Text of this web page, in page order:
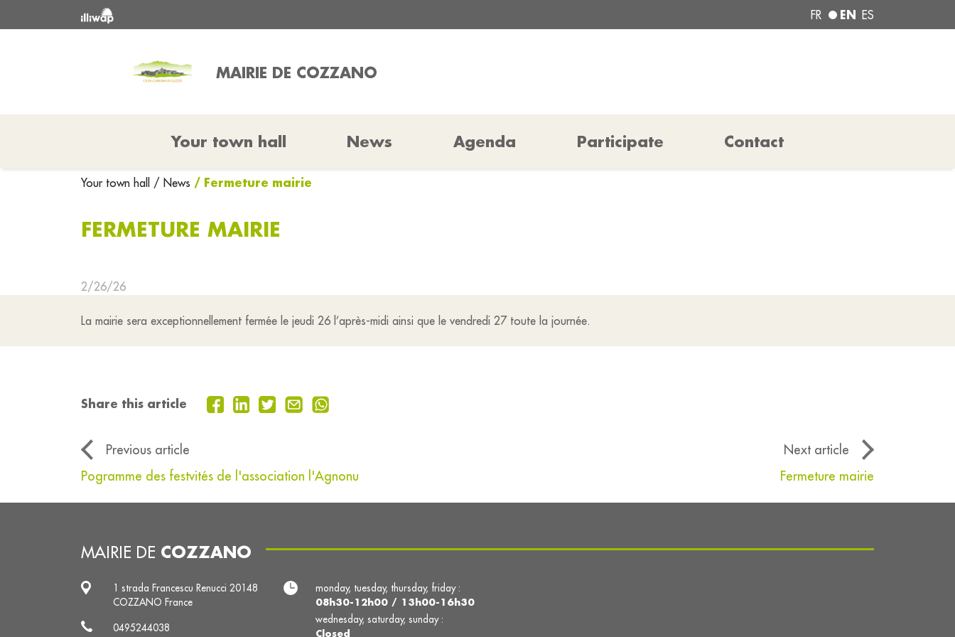
FR EN ES
MAIRIE DE COZZANO
Your town hall News Agenda Participate Contact
Your town hall / News / Fermeture mairie
FERMETURE MAIRIE
2/26/26
La mairie sera exceptionnellement fermée le jeudi 26 l’après-midi ainsi que le vendredi 27 toute la journée.
Share this article
Previous article
Next article
Pogramme des festvités de l'association l'Agnonu
Fermeture mairie
MAIRIE DE COZZANO
1 strada Francescu Renucci 20148
COZZANO France
0495244038
monday, tuesday, thursday, friday :
08h30-12h00 / 13h00-16h30
wednesday, saturday, sunday :
Closed